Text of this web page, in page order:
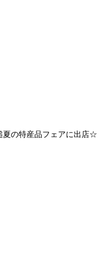
の特産品フェアに出店☆